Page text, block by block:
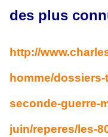
des plus
http://
homme/
seconde-guerre-
juin/reperes/les-